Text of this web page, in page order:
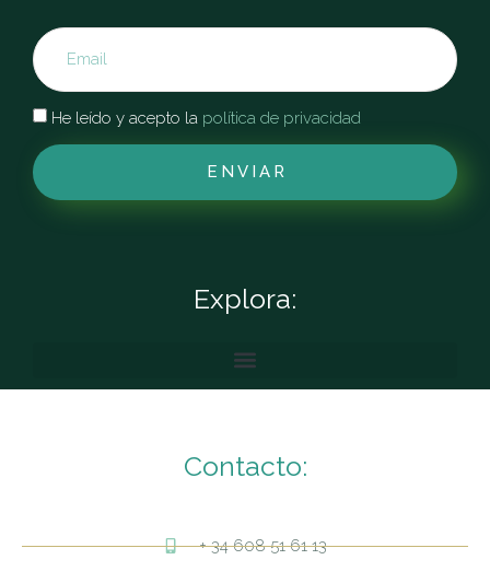
He leído y acepto la política de privacidad
ENVIAR
Explora:
Contacto:
+ 34 608 51 61 13